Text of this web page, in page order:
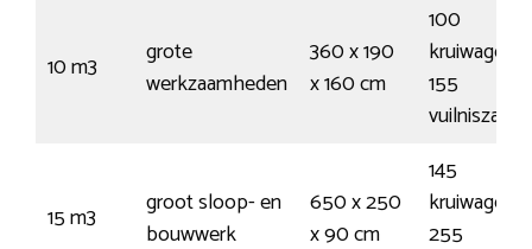
10 m3
grote
werkzaamheden
360 x 190
x 160 cm
100
155
15 m3
groot sloop- en
bouwwerk
650 x 250
x 90 cm
145
255